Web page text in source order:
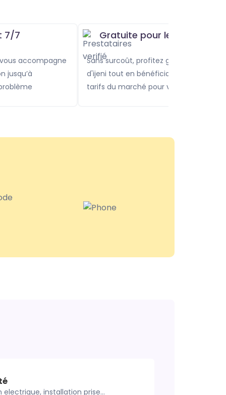
7/7
jusqu’à
Gratuite pour les clients
Sans surcoût, profitez gratuitement
d'ijeni tout en bénéficiant des meilleurs
tarifs du marché pour vos services.
electrique, installation prise...